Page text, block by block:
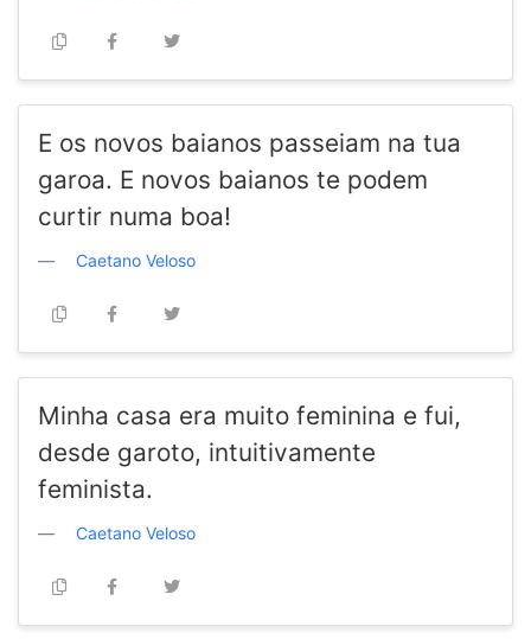
E os novos baianos passeiam na tua
garoa. E novos baianos te podem
curtir numa boa!
Caetano Veloso
Minha casa era muito feminina e fui,
desde garoto, intuitivamente
feminista.
Caetano Veloso